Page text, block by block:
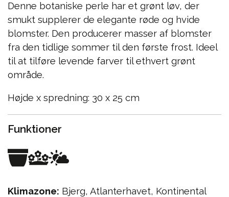
Denne botaniske perle har et grønt løv, der
smukt supplerer de elegante røde og hvide
blomster. Den producerer masser af blomster
fra den tidlige sommer til den første frost. Ideel
til at tilføre levende farver til ethvert grønt
område.
Højde x spredning: 30 x 25 cm
Funktioner
Klimazone: Bjerg, Atlanterhavet, Kontinental